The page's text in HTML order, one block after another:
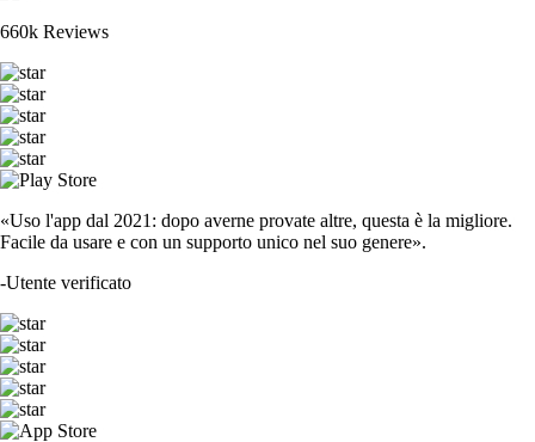
660k Reviews
«Uso l'app dal 2021: dopo averne provate altre, questa è la migliore.
Facile da usare e con un supporto unico nel suo genere».
-Utente verificato